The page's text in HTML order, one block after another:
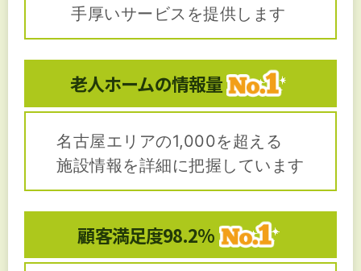
手厚いサービスを提供します
老人ホームの情報量
名古屋エリアの1,000を超える
施設情報を詳細に把握しています
顧客満足度98.2%